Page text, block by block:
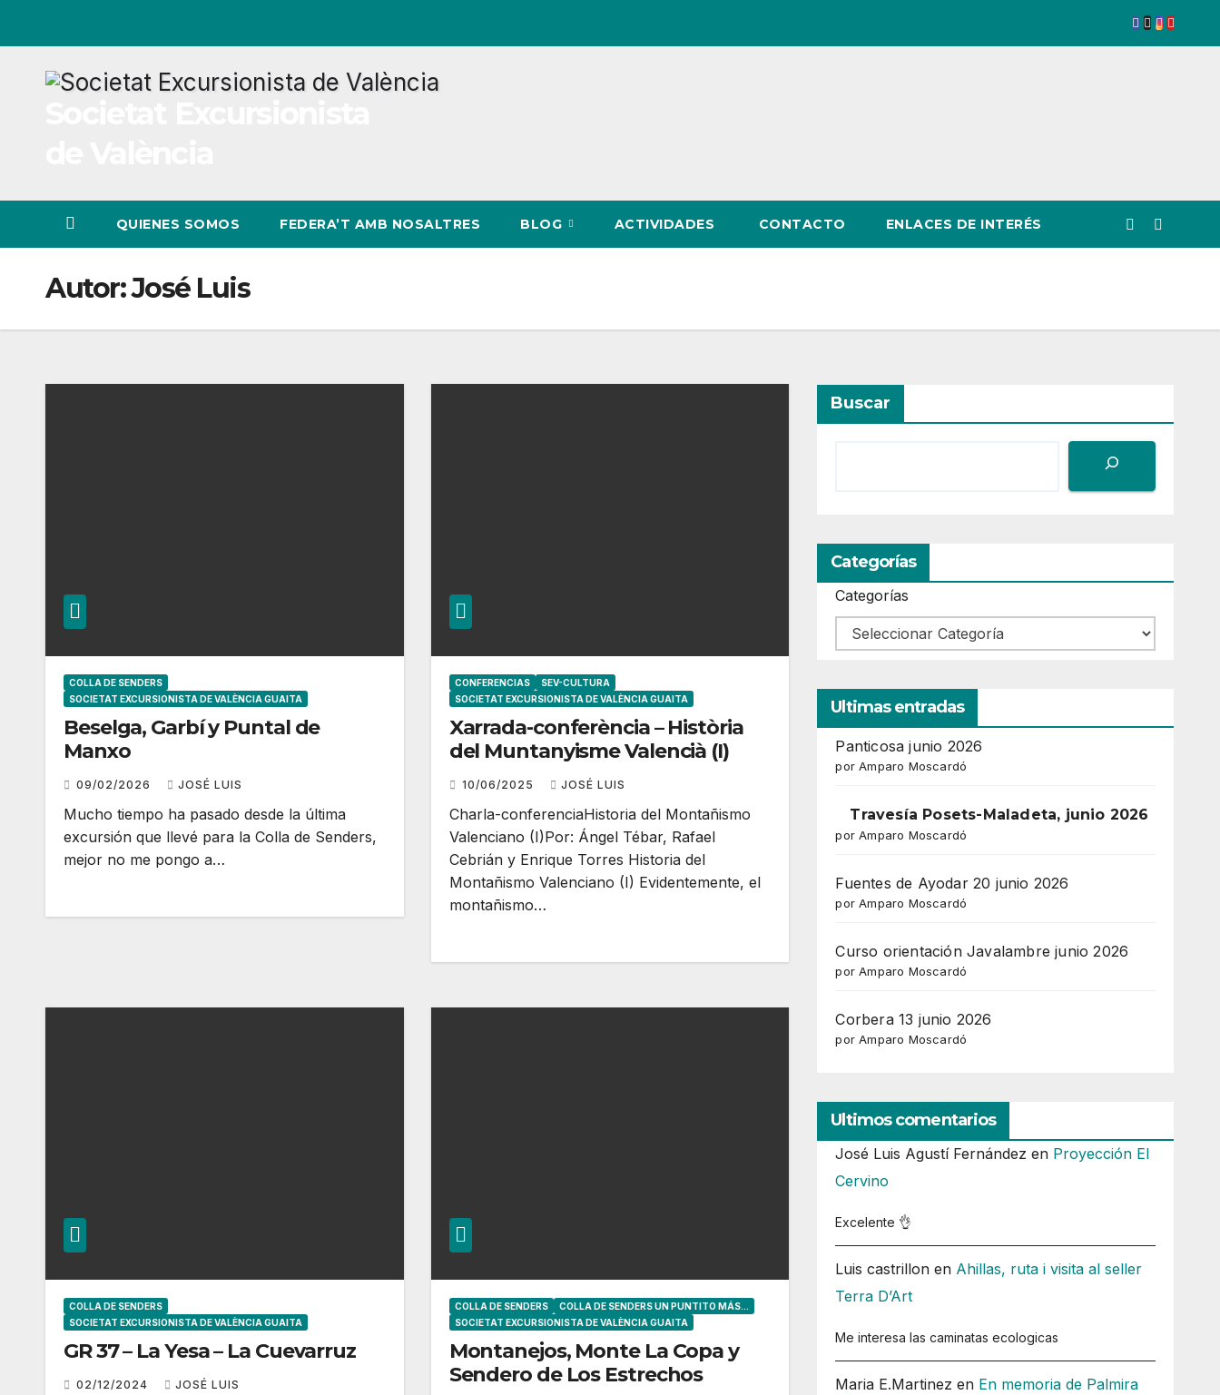
contenido
QUIENES SOMOS FEDERA’T AMB NOSALTRES BLOG ACTIVIDADES CONTACTO ENLACES DE INTERÉS
Autor:José Luis
COLLA DE SENDERS
SOCIETAT EXCURSIONISTA DE VALÈNCIA GUAITA
Beselga, Garbí y Puntal de
Manxo
09/02/2026 JOSÉ LUIS
Mucho tiempo ha pasado desde la última
excursión que llevé para la Colla de Senders,
mejor no me pongo a…
CONFERENCIAS
SEV-CULTURA
SOCIETAT EXCURSIONISTA DE VALÈNCIA GUAITA
Xarrada-conferència – Història
del Muntanyisme Valencià (I)
10/06/2025 JOSÉ LUIS
Charla-conferenciaHistoria del Montañismo
Valenciano (I)Por: Ángel Tébar, Rafael
Cebrián y Enrique Torres Historia del
Montañismo Valenciano (I) Evidentemente, el
montañismo…
COLLA DE SENDERS
SOCIETAT EXCURSIONISTA DE VALÈNCIA GUAITA
GR 37 – La Yesa – La Cuevarruz
02/12/2024 JOSÉ LUIS
COLLA DE SENDERS
COLLA DE SENDERS UN PUNTITO MÁS...
SOCIETAT EXCURSIONISTA DE VALÈNCIA GUAITA
Montanejos, Monte La Copa y
Sendero de Los Estrechos
Buscar
Categorías
Categorías
Ultimas entradas
Panticosa junio 2026
por Amparo Moscardó
Travesía Posets-Maladeta, junio 2026
por Amparo Moscardó
Fuentes de Ayodar 20 junio 2026
por Amparo Moscardó
Curso orientación Javalambre junio 2026
por Amparo Moscardó
Corbera 13 junio 2026
por Amparo Moscardó
Ultimos comentarios
José Luis Agustí Fernández en Proyección El
Cervino
Excelente 👌
Luis castrillon en Ahillas, ruta i visita al seller
Terra D’Art
Me interesa las caminatas ecologicas
Maria E.Martinez en En memoria de Palmira